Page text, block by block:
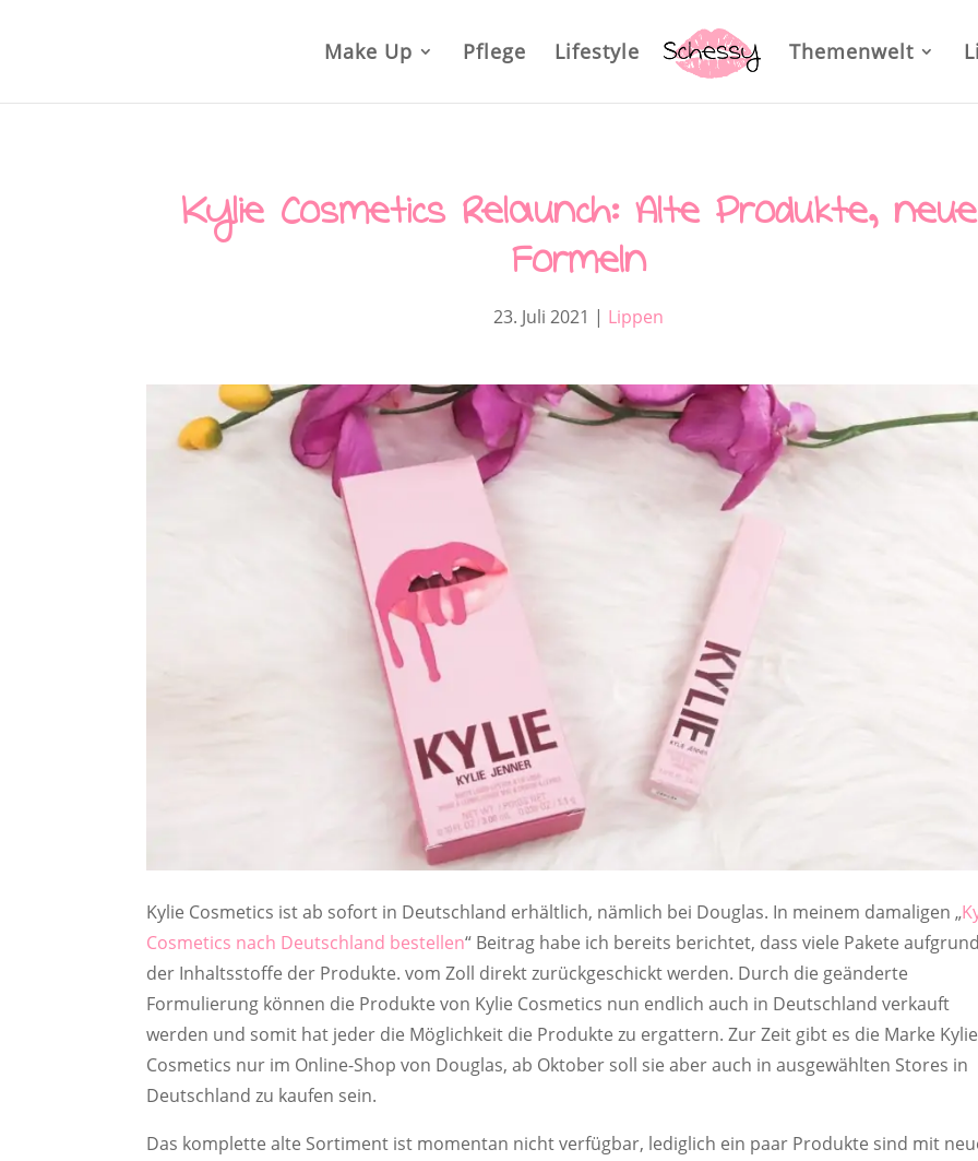
Make Up Pflege Lifestyle Themenwelt
Kylie Cosmetics Relaunch: Alte Produkte, neue
Formeln
23. Juli 2021 | Lippen
Kylie Cosmetics ist ab sofort in Deutschland erhältlich, nämlich bei Douglas. In meinem damaligen „
Cosmetics nach Deutschland bestellen“ Beitrag habe ich bereits berichtet, dass viele Pakete
der Inhaltsstoffe der Produkte. vom Zoll direkt zurückgeschickt werden. Durch die geänderte
Formulierung können die Produkte von Kylie Cosmetics nun endlich auch in Deutschland verkauft
werden und somit hat jeder die Möglichkeit die Produkte zu ergattern. Zur Zeit gibt es die Marke Kylie
Cosmetics nur im Online-Shop von Douglas, ab Oktober soll sie aber auch in ausgewählten Stores in
Deutschland zu kaufen sein.
Das komplette alte Sortiment ist momentan nicht verfügbar, lediglich ein paar Produkte sind mit